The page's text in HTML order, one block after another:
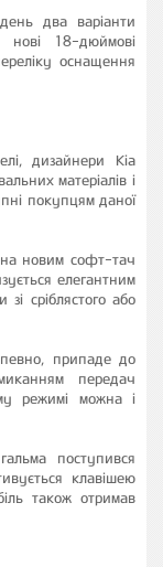
два варіанти
нові 18-дюймові
оснащення
дизайнери Kia
матеріалів і
покупцям даної
новим софт-тач
елегантним
сріблястого або
припаде до
передач
режимі можна і
поступився
клавішею
також отримав